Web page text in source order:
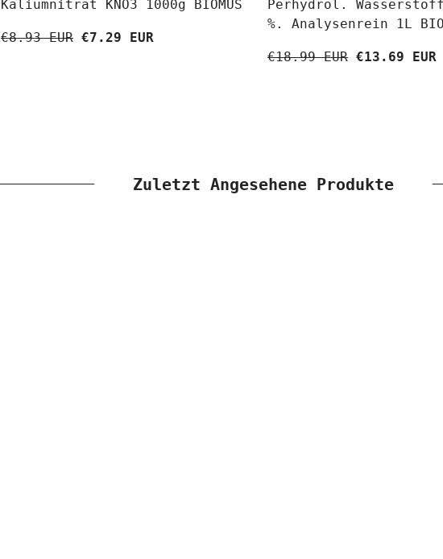
Kaliumnitrat KNO3 1000g BIOMUS
€8.93 EUR €7.29 EUR
Perhydrol.
%. Analysenrein 1L
€18.99 EUR €13.69 EUR
Zuletzt Angesehene Produkte